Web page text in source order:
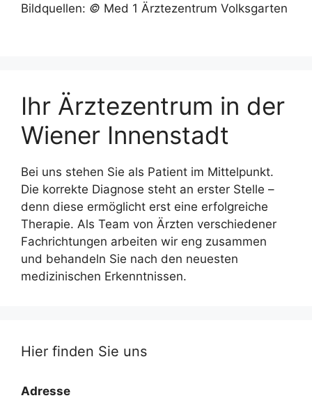
Bildquellen: © Med 1 Ärztezentrum Volksgarten
Ihr Ärztezentrum in der
Wiener Innenstadt
Bei uns stehen Sie als Patient im Mittelpunkt.
Die korrekte Diagnose steht an erster Stelle –
denn diese ermöglicht erst eine erfolgreiche
Therapie. Als Team von Ärzten verschiedener
Fachrichtungen arbeiten wir eng zusammen
und behandeln Sie nach den neuesten
medizinischen Erkenntnissen.
Hier finden Sie uns
Adresse